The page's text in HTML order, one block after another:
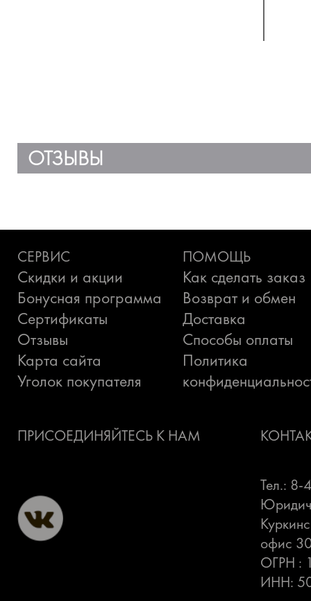
ОТЗЫВЫ
СЕРВИС
Скидки и акции
Бонусная программа
Сертификаты
Отзывы
Карта сайта
Уголок покупателя
ПОМОЩЬ
Как сделать заказ
Возврат и обмен
Доставка
Способы оплаты
Политика
ПРИСОЕДИНЯЙТЕСЬ К НАМ
Тел.: 8-
офис
ОГРН :
ИНН: